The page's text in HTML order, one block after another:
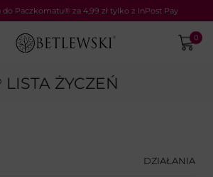
do Paczkomatu® za 4,99 zł tylko z InPost Pay
0
LISTA ŻYCZEŃ
DZIAŁANIA